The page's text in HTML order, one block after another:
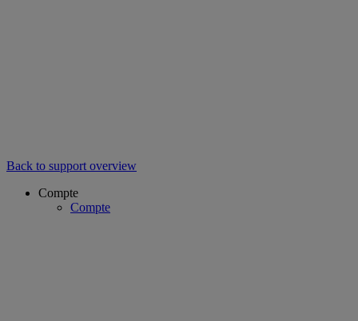
Back to support overview
Compte
Compte